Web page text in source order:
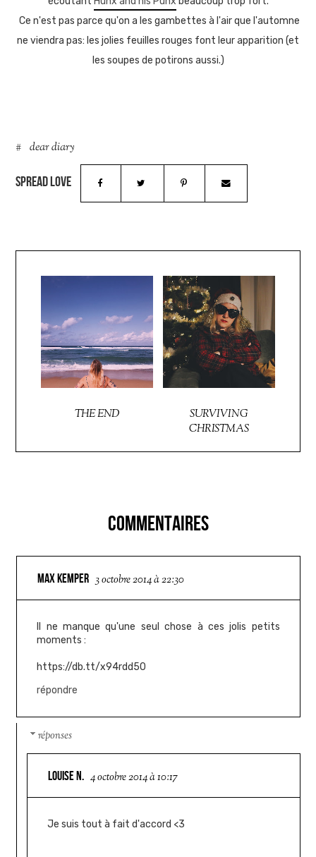
Ce n'est pas parce qu'on a les gambettes à l'air que l'automne
ne viendra pas: les jolies feuilles rouges font leur apparition (et
les soupes de potirons aussi.)
dear diary
THE END
SURVIVING
CHRISTMAS
COMMENTAIRES
MAX KEMPER 3 octobre 2014 à 22:30
Il ne manque qu'une seul chose à ces jolis petits
moments :
https://db.tt/x94rdd50
répondre
réponses
LOUISE N. 4 octobre 2014 à 10:17
Je suis tout à fait d'accord <3